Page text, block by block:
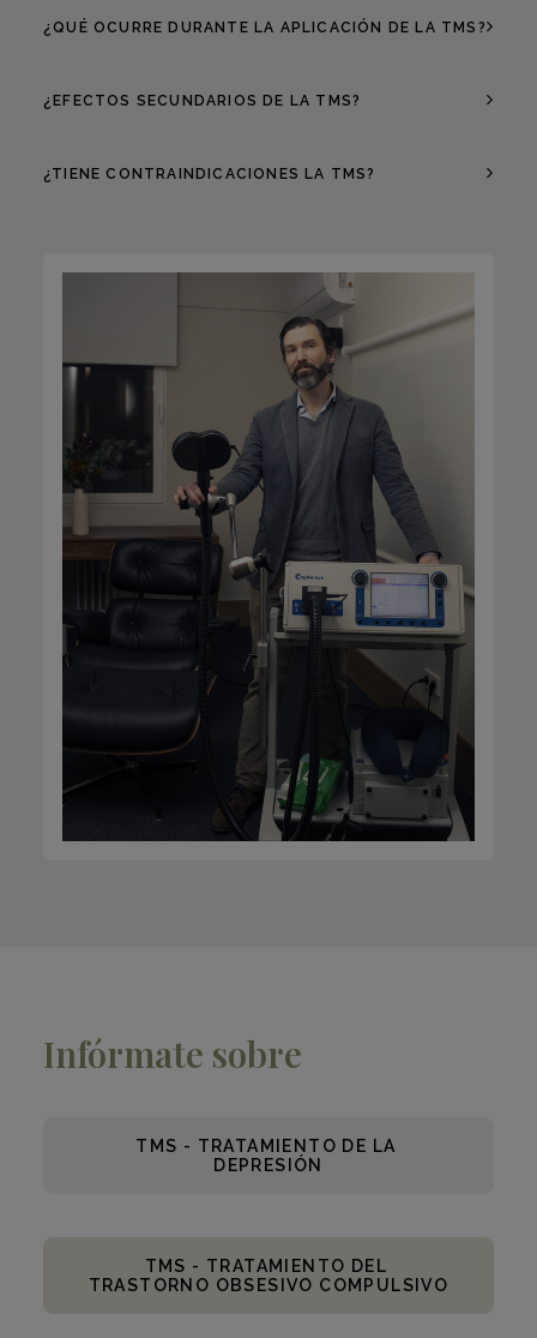
¿QUÉ OCURRE DURANTE LA APLICACIÓN DE LA TMS?
¿EFECTOS SECUNDARIOS DE LA TMS?
¿TIENE CONTRAINDICACIONES LA TMS?
Infórmate sobre
TMS - TRATAMIENTO DE LA
DEPRESIÓN
TMS - TRATAMIENTO DEL
TRASTORNO OBSESIVO COMPULSIVO